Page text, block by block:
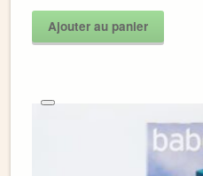
Ajouter au panier